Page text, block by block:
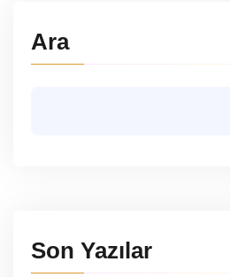
Ara
Son Yazılar